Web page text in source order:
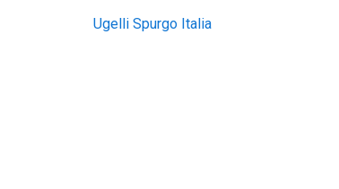
Ugelli Spurgo Italia